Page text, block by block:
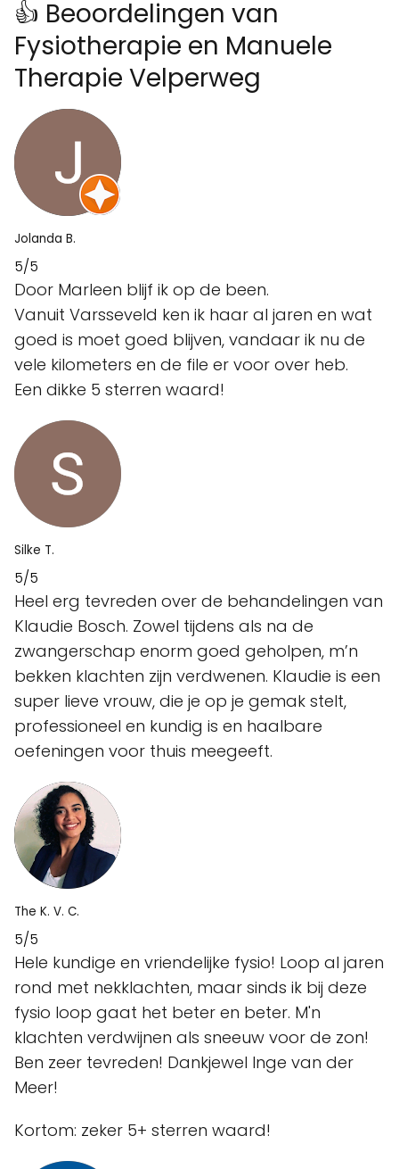
👍 Beoordelingen van
Fysiotherapie en Manuele
Therapie Velperweg
Jolanda B.
5/5
Door Marleen blijf ik op de been.
Vanuit Varsseveld ken ik haar al jaren en wat
goed is moet goed blijven, vandaar ik nu de
vele kilometers en de file er voor over heb.
Een dikke 5 sterren waard!
Silke T.
5/5
Heel erg tevreden over de behandelingen van
Klaudie Bosch. Zowel tijdens als na de
zwangerschap enorm goed geholpen, m’n
bekken klachten zijn verdwenen. Klaudie is een
super lieve vrouw, die je op je gemak stelt,
professioneel en kundig is en haalbare
oefeningen voor thuis meegeeft.
The K. V. C.
5/5
Hele kundige en vriendelijke fysio! Loop al jaren
rond met nekklachten, maar sinds ik bij deze
fysio loop gaat het beter en beter. M'n
klachten verdwijnen als sneeuw voor de zon!
Ben zeer tevreden! Dankjewel Inge van der
Meer!
Kortom: zeker 5+ sterren waard!